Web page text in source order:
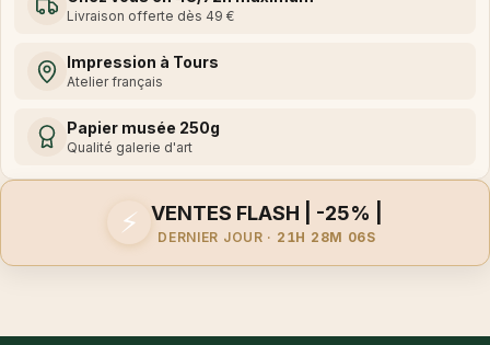
Livraison offerte dès 49 €
Impression à Tours
Atelier français
Papier musée 250g
Qualité galerie d'art
⚡ VENTES FLASH | -25% |
DERNIER JOUR · 21H 28M 06S